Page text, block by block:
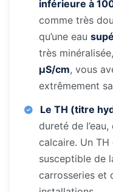
inférieure à
comme très
qu’une eau
très
μS/cm, vous
extrêmement
Le TH (titre
dureté de
calcaire. Un TH
susceptible de
carrosseries et